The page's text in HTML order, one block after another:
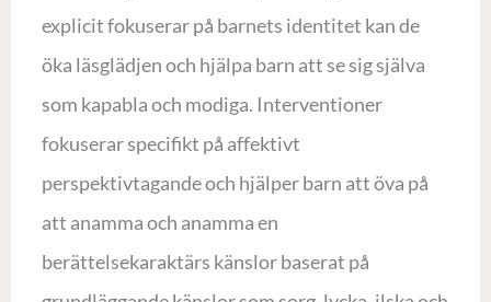
explicit fokuserar på barnets identitet kan de
öka läsglädjen och hjälpa barn att se sig själva
som kapabla och modiga. Interventioner
fokuserar specifikt på affektivt
perspektivtagande och hjälper barn att öva på
att anamma och anamma en
berättelsekaraktärs känslor baserat på